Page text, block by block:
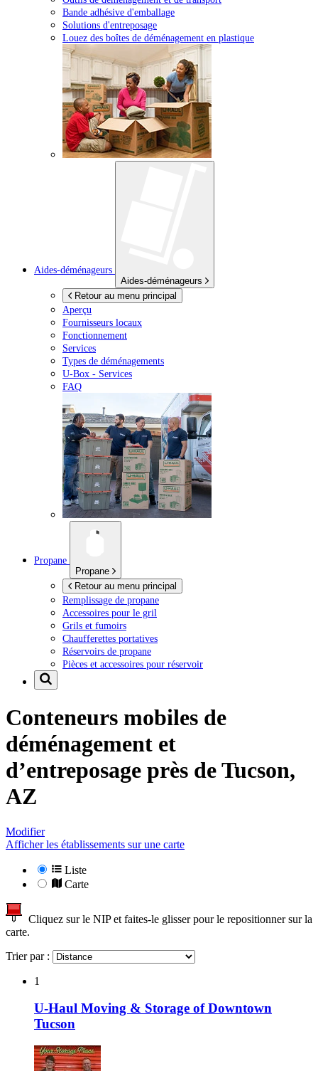
Bande adhésive d'emballage
Solutions d'entreposage
Louez des boîtes de déménagement en plastique
Aides-déménageurs
Aides-déménageurs
Retour au menu principal
Aperçu
Fournisseurs locaux
Fonctionnement
Services
Types de déménagements
U-Box - Services
FAQ
Propane
Propane
Retour au menu principal
Remplissage de propane
Accessoires pour le gril
Grils et fumoirs
Chaufferettes portatives
Réservoirs de propane
Pièces et accessoires pour réservoir
Conteneurs mobiles de
déménagement et
d’entreposage près deTucson,
AZ
Modifier
Afficher les établissements sur une carte
Liste
Carte
Cliquez sur le NIP et faites-le glisser pour le repositionner sur la
carte.
Trier par :
1
U-Haul Moving & Storage of Downtown
Tucson